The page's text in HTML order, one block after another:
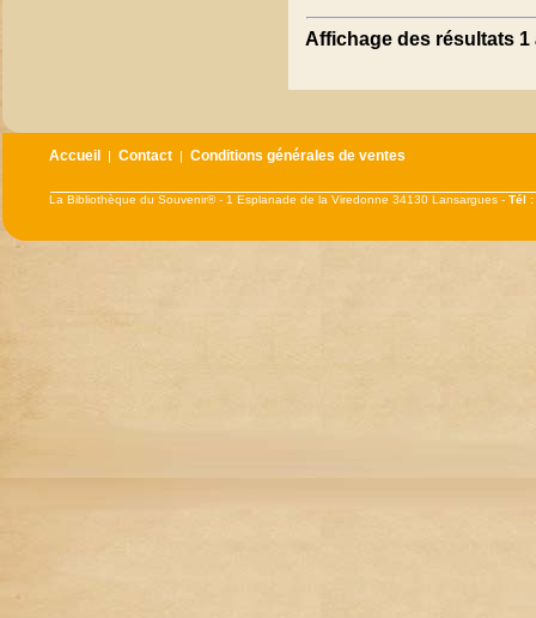
Affichage des résultats 1
Accueil |Contact |Conditions générales de ventes
La Bibliothèque du Souvenir® - 1 Esplanade de la Viredonne 34130 Lansargues -Tél